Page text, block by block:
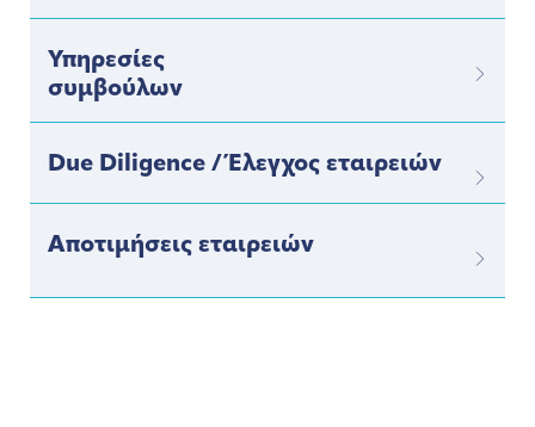
Υπηρεσίες
συμβούλων
Due Diligence / Έλεγχος εταιρειών
Αποτιμήσεις εταιρειών